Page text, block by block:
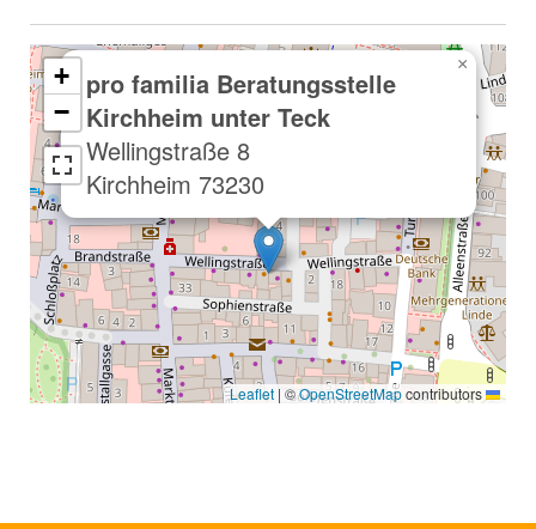
pro familia Beratungsstelle
Kirchheim unter Teck
Wellingstraße 8
73230 Kirchheim
×
+
−
| ©OpenStreetMapcontributors